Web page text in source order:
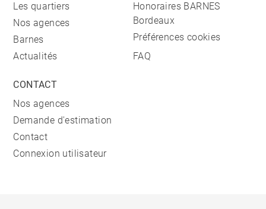
Les quartiers
Nos agences
Barnes
Actualités
Honoraires BARNES
Bordeaux
Préférences cookies
FAQ
CONTACT
Nos agences
Demande d'estimation
Contact
Connexion utilisateur